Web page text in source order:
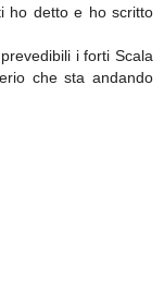
ho detto e ho scritto
i forti Scala
che sta andando